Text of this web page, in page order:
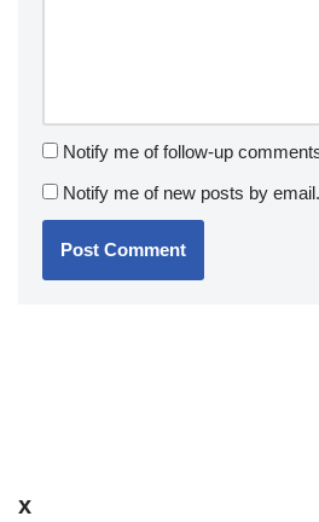
Notify me of follow-up
Notify me of new posts by email.
x